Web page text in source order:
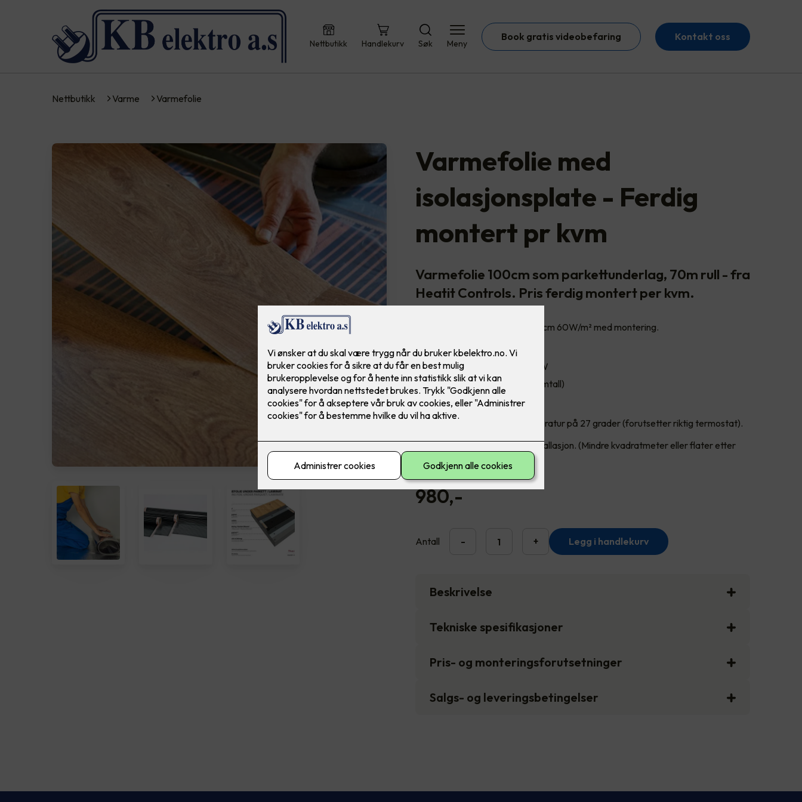
Nettbutikk Handlekurv Søk Meny
Book gratis videobefaring Kontakt oss
Nettbutikk Varme Varmefolie
Varmefolie med
isolasjonsplate - Ferdig
montert pr kvm
Varmefolie 100cm som parkettunderlag, 70m rull - fra
Heatit Controls. Pris ferdig montert per kvm.
Heatit Controls varmefolie 100cm 60W/m² med montering.
Spenning: 230VAC 50Hz
Effekt pr. m²: 60W eller 100W
Maks temperatur: 80°C (normtall)
Sertifisering: CE
Gulvet vil oppnå en makstemperatur på 27 grader (forutsetter riktig termostat).
Forutsetter minimum 8 kvm installasjon. (Mindre kvadratmeter eller flater etter
980,-
Antall - + Legg i handlekurv
Beskrivelse
Tekniske spesifikasjoner
Pris- og monteringsforutsetninger
Salgs- og leveringsbetingelser